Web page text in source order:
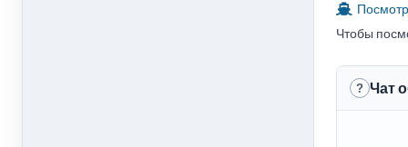
Чтобы
? Чат